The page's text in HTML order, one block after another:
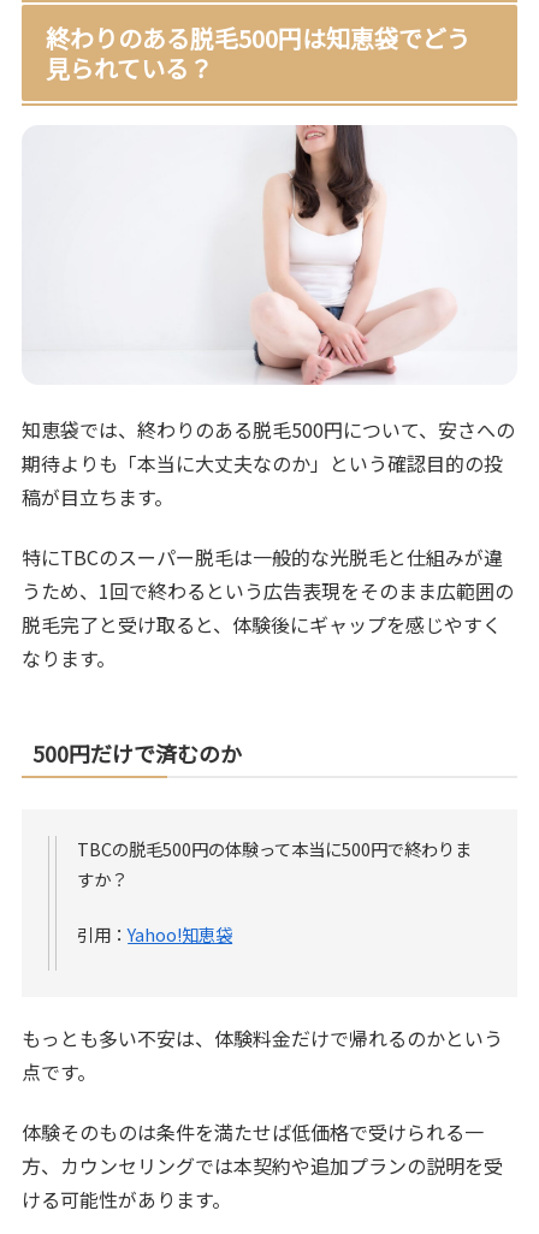
終わりのある脱毛500円は知恵袋でどう
見られている？
知恵袋では、終わりのある脱毛500円について、安さへの
期待よりも「本当に大丈夫なのか」という確認目的の投
稿が目立ちます。
特にTBCのスーパー脱毛は一般的な光脱毛と仕組みが違
うため、1回で終わるという広告表現をそのまま広範囲の
脱毛完了と受け取ると、体験後にギャップを感じやすく
なります。
500円だけで済むのか
TBCの脱毛500円の体験って本当に500円で終わりま
すか？
引用：Yahoo!知恵袋
もっとも多い不安は、体験料金だけで帰れるのかという
点です。
体験そのものは条件を満たせば低価格で受けられる一
方、カウンセリングでは本契約や追加プランの説明を受
ける可能性があります。